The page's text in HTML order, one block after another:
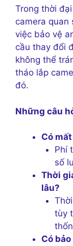
Trong thời
camera quan
việc bảo vệ
cầu thay đổi
không thể
tháo lắp
đó.
Những câu
Có
Phí
số
Thời
lâu?
tùy
Có